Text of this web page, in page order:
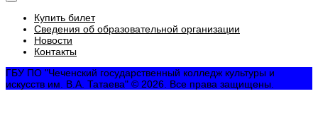
Купить билет
Сведения об образовательной организации
Новости
Контакты
ГБУ ПО "Чеченский государственный колледж культуры и
искусств им. В.А. Татаева" © 2026. Все права защищены.